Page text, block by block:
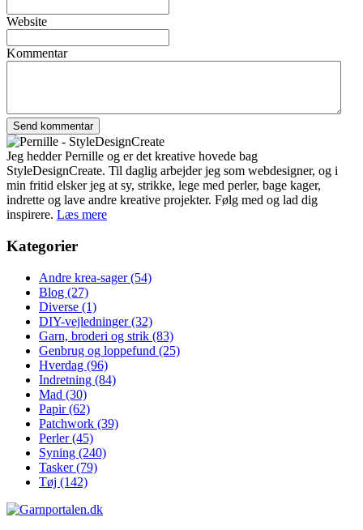
Website
Kommentar
Jeg hedder Pernille og er det kreative hovede bag
StyleDesignCreate. Til daglig arbejder jeg som webdesigner, og i
min fritid elsker jeg at sy, strikke, lege med perler, bage kager,
indrette og lave andre kreative projekter. Følg med og lad dig
inspirere. Læs mere
Kategorier
Andre krea-sager(54)
Blog (27)
Diverse (1)
DIY-vejledninger(32)
Garn, broderi og strik (83)
Genbrug og loppefund (25)
Hverdag (96)
Indretning (84)
Mad (30)
Papir(62)
Patchwork (39)
Perler(45)
Syning (240)
Tasker(79)
Tøj (142)